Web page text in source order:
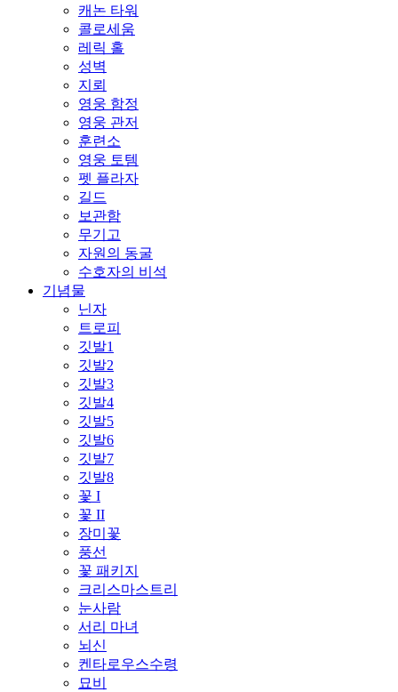
캐논 타워
콜로세움
레릭 홀
성벽
지뢰
영웅 함정
영웅 관저
훈련소
영웅 토템
펫 플라자
길드
보관함
무기고
자원의 동굴
수호자의 비석
기념물
닌자
트로피
깃발1
깃발2
깃발3
깃발4
깃발5
깃발6
깃발7
깃발8
꽃 I
꽃 II
장미꽃
풍선
꽃 패키지
크리스마스트리
눈사람
서리 마녀
뇌신
켄타로우스수령
묘비